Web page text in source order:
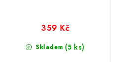
Skladem (5 ks)
359 Kč